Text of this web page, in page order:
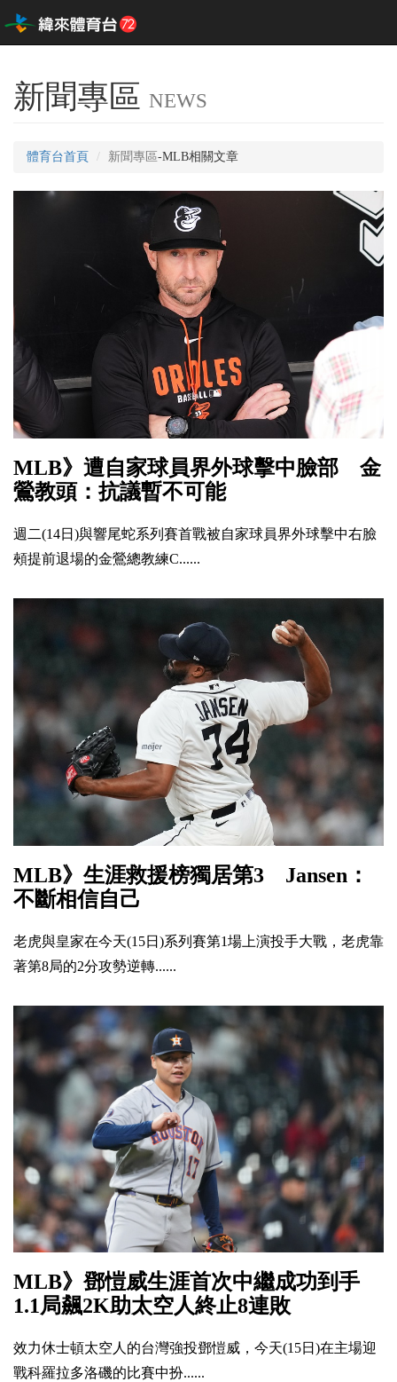
新聞專區 NEWS
體育台首頁 新聞專區-MLB相關文章
MLB》遭自家球員界外球擊中臉部 金
鶯教頭：抗議暫不可能
週二(14日)與響尾蛇系列賽首戰被自家球員界外球擊中右臉
頰提前退場的金鶯總教練C......
MLB》生涯救援榜獨居第3 Jansen：
不斷相信自己
老虎與皇家在今天(15日)系列賽第1場上演投手大戰，老虎靠
著第8局的2分攻勢逆轉......
MLB》鄧愷威生涯首次中繼成功到手
1.1局飆2K助太空人終止8連敗
效力休士頓太空人的台灣強投鄧愷威，今天(15日)在主場迎
戰科羅拉多洛磯的比賽中扮......